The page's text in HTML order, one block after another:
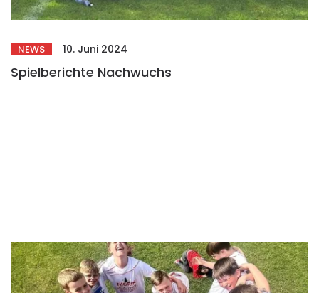
NEWS 10. Juni 2024
Spielberichte Nachwuchs